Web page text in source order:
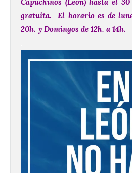
Capuchinos (León) hasta el
gratuita. El horario es de
20h. y Domingos de 12h. a 14h.